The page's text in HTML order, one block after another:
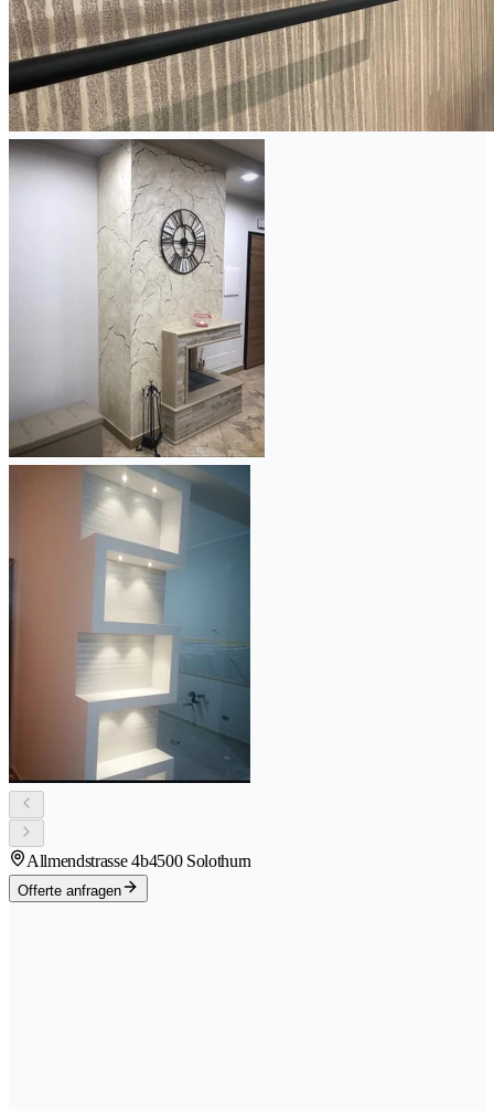
Allmendstrasse 4b4500 Solothurn
Offerte anfragen